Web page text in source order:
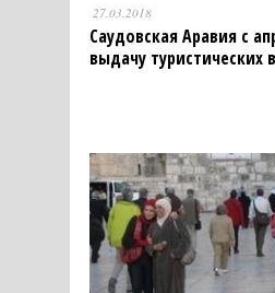
27.03.2018
Саудовская Аравия с
выдачу туристических